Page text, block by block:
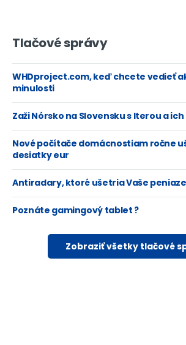
Tlačové správy
WHDproject.com, keď chcete vedieť
minulosti
Zaži Nórsko na Slovensku s Iterou a ich
Nové počítače domácnostiam ročne
desiatky eur
Antiradary, ktoré ušetria Vaše peniaze
Poznáte gamingový tablet ?
Zobraziť všetky tlačové